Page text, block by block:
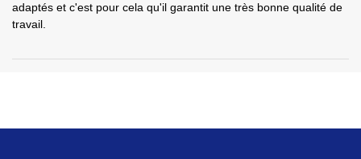
adaptés et c'est pour cela qu'il garantit une très bonne qualité de
travail.